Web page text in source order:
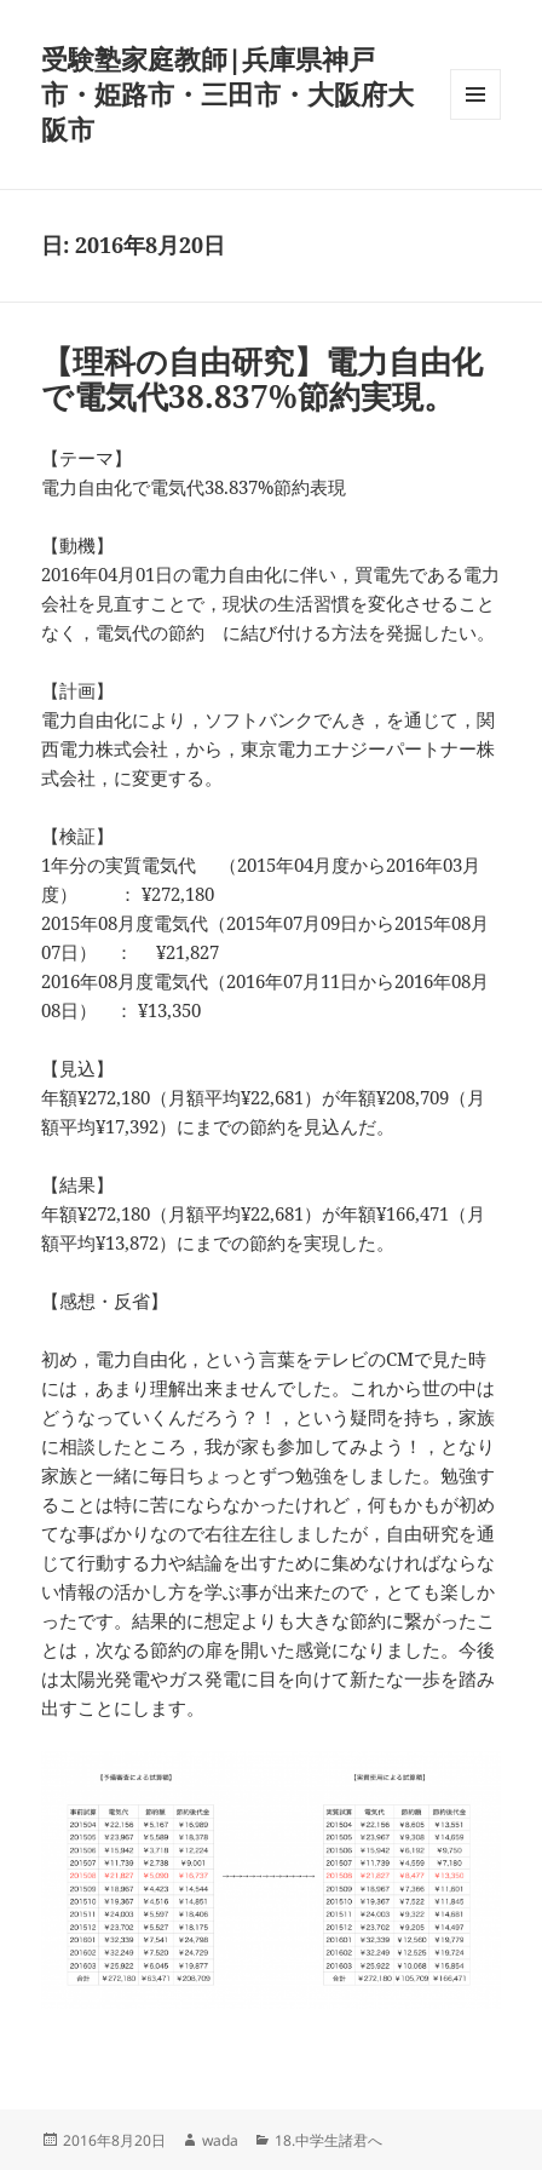
受験塾家庭教師|兵庫県神戸
市・姫路市・三田市・大阪府大
阪市
日:2016年8月20日
【理科の自由研究】電力自由化
で電気代38.837%節約実現。
【テーマ】
電力自由化で電気代38.837%節約表現
【動機】
2016年04月01日の電力自由化に伴い，買電先である電力
会社を見直すことで，現状の生活習慣を変化させること
なく，電気代の節約 に結び付ける方法を発掘したい。
【計画】
電力自由化により，ソフトバンクでんき，を通じて，関
西電力株式会社，から，東京電力エナジーパートナー株
式会社，に変更する。
【検証】
1年分の実質電気代 （2015年04月度から2016年03月
度） ： ¥272,180
2015年08月度電気代（2015年07月09日から2015年08月
07日） ： ¥21,827
2016年08月度電気代（2016年07月11日から2016年08月
08日） ： ¥13,350
【見込】
年額¥272,180（月額平均¥22,681）が年額¥208,709（月
額平均¥17,392）にまでの節約を見込んだ。
【結果】
年額¥272,180（月額平均¥22,681）が年額¥166,471（月
額平均¥13,872）にまでの節約を実現した。
【感想・反省】
初め，電力自由化，という言葉をテレビのCMで見た時
には，あまり理解出来ませんでした。これから世の中は
どうなっていくんだろう？！，という疑問を持ち，家族
に相談したところ，我が家も参加してみよう！，となり
家族と一緒に毎日ちょっとずつ勉強をしました。勉強す
ることは特に苦にならなかったけれど，何もかもが初め
てな事ばかりなので右往左往しましたが，自由研究を通
じて行動する力や結論を出すために集めなければならな
い情報の活かし方を学ぶ事が出来たので，とても楽しか
ったです。結果的に想定よりも大きな節約に繋がったこ
とは，次なる節約の扉を開いた感覚になりました。今後
は太陽光発電やガス発電に目を向けて新たな一歩を踏み
出すことにします。
投
2016年8月20日
作
wada
カ
18.中学生諸君へ